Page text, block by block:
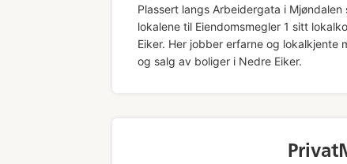
Plassert langs Arbeidergata i Mjøndalen
lokalene til Eiendomsmegler 1 sitt
Eiker. Her jobber erfarne og lokalkjente
og salg av boliger i Nedre Eiker.